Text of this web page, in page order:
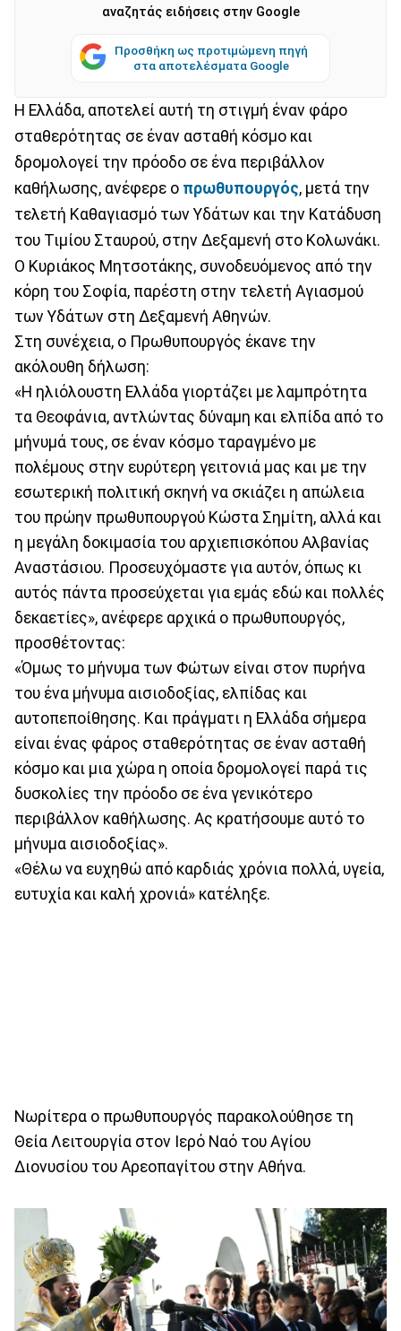
αναζητάς ειδήσεις στην Google
Προσθήκη ως προτιμώμενη πηγή
στα αποτελέσματα Google
Η Ελλάδα, αποτελεί αυτή τη στιγμή έναν φάρο
σταθερότητας σε έναν ασταθή κόσμο και
δρομολογεί την πρόοδο σε ένα περιβάλλον
καθήλωσης, ανέφερε ο πρωθυπουργός, μετά την
τελετή Καθαγιασμό των Υδάτων και την Κατάδυση
του Τιμίου Σταυρού, στην Δεξαμενή στο Κολωνάκι.
Ο Κυριάκος Μητσοτάκης, συνοδευόμενος από την
κόρη του Σοφία, παρέστη στην τελετή Αγιασμού
των Υδάτων στη Δεξαμενή Αθηνών.
Στη συνέχεια, ο Πρωθυπουργός έκανε την
ακόλουθη δήλωση:
«Η ηλιόλουστη Ελλάδα γιορτάζει με λαμπρότητα
τα Θεοφάνια, αντλώντας δύναμη και ελπίδα από το
μήνυμά τους, σε έναν κόσμο ταραγμένο με
πολέμους στην ευρύτερη γειτονιά μας και με την
εσωτερική πολιτική σκηνή να σκιάζει η απώλεια
του πρώην πρωθυπουργού Κώστα Σημίτη, αλλά και
η μεγάλη δοκιμασία του αρχιεπισκόπου Αλβανίας
Αναστάσιου. Προσευχόμαστε για αυτόν, όπως κι
αυτός πάντα προσεύχεται για εμάς εδώ και πολλές
δεκαετίες», ανέφερε αρχικά ο πρωθυπουργός,
προσθέτοντας:
«Όμως το μήνυμα των Φώτων είναι στον πυρήνα
του ένα μήνυμα αισιοδοξίας, ελπίδας και
αυτοπεποίθησης. Και πράγματι η Ελλάδα σήμερα
είναι ένας φάρος σταθερότητας σε έναν ασταθή
κόσμο και μια χώρα η οποία δρομολογεί παρά τις
δυσκολίες την πρόοδο σε ένα γενικότερο
περιβάλλον καθήλωσης. Ας κρατήσουμε αυτό το
μήνυμα αισιοδοξίας».
«Θέλω να ευχηθώ από καρδιάς χρόνια πολλά, υγεία,
ευτυχία και καλή χρονιά» κατέληξε.
Νωρίτερα ο πρωθυπουργός παρακολούθησε τη
Θεία Λειτουργία στον Ιερό Ναό του Αγίου
Διονυσίου του Αρεοπαγίτου στην Αθήνα.